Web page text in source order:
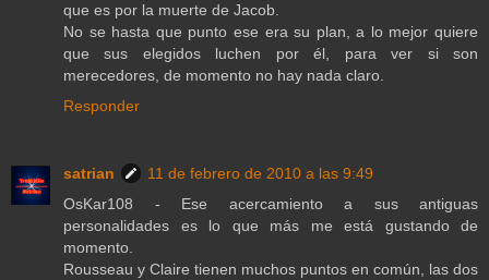
que es por la muerte de Jacob.
No se hasta que punto ese era su plan, a lo mejor quiere
que sus elegidos luchen por él, para ver si son
merecedores, de momento no hay nada claro.
Responder
satrian
11 de febrero de 2010 a las 9:49
OsKar108 - Ese acercamiento a sus antiguas
personalidades es lo que más me está gustando de
momento.
Rousseau y Claire tienen muchos puntos en común, las dos